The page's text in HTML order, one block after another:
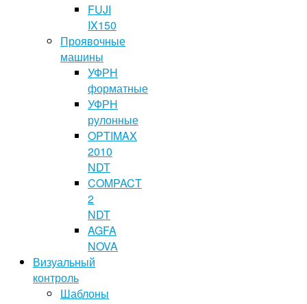
FUJI
IX150
Проявочные
машины
УФРН
форматные
УФРН
рулонные
OPTIMAX
2010
NDT
COMPACT
2
NDT
AGFA
NOVA
Визуальный
контроль
Шаблоны